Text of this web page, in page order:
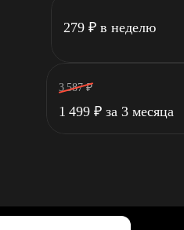
279 ₽ в неделю
3 587 ₽
1 499 ₽ за 3 месяца